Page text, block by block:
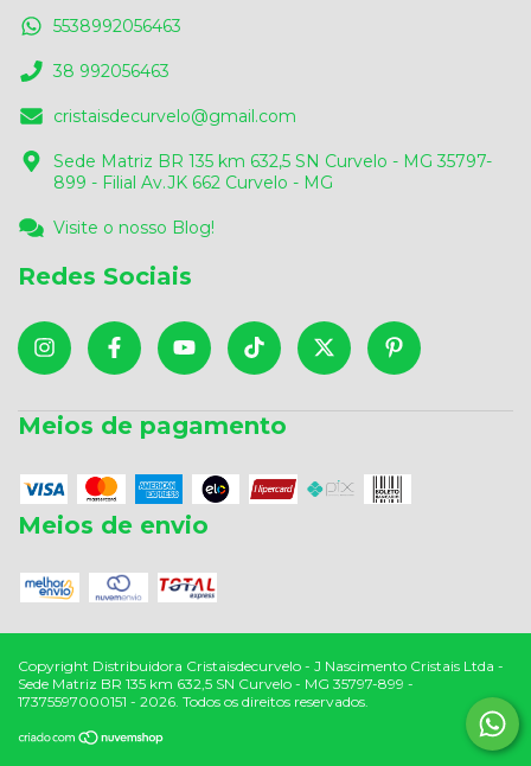
5538992056463
38 992056463
cristaisdecurvelo@gmail.com
Sede Matriz BR 135 km 632,5 SN Curvelo - MG 35797-
899 - Filial Av.JK 662 Curvelo - MG
Visite o nosso Blog!
Redes Sociais
Meios de pagamento
Meios de envio
Copyright Distribuidora Cristaisdecurvelo - J Nascimento Cristais Ltda -
Sede Matriz BR 135 km 632,5 SN Curvelo - MG 35797-899 -
17375597000151 - 2026. Todos os direitos reservados.